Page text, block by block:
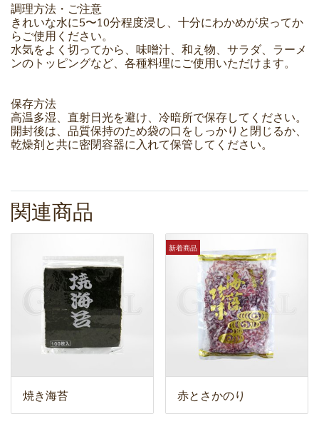
調理方法・ご注意
きれいな水に5〜10分程度浸し、十分にわかめが戻ってか
らご使用ください。
水気をよく切ってから、味噌汁、和え物、サラダ、ラーメ
ンのトッピングなど、各種料理にご使用いただけます。
保存方法
高温多湿、直射日光を避け、冷暗所で保存してください。
開封後は、品質保持のため袋の口をしっかりと閉じるか、
乾燥剤と共に密閉容器に入れて保管してください。
関連商品
焼き海苔
新着商品
赤とさかのり